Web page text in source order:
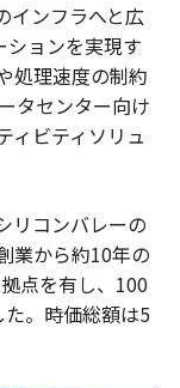
インフラへと広
ションを実現す
処理速度の制約
タセンター向け
ィビティソリュ
リコンバレーの
業から約10年の
点を有し、100
。時価総額は5